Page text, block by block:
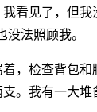
看见了，但
没法照顾我。
，检查背包
。我有一大堆